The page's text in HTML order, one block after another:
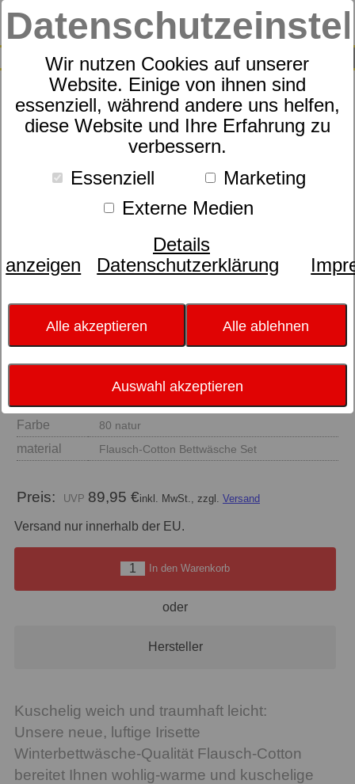
Wir nutzen Cookies auf unserer
Website. Einige von ihnen sind
essenziell, während andere uns helfen,
diese Website und Ihre Erfahrung zu
verbessern.
Essenziell
Marketing
Externe Medien
Details
anzeigen
Datenschutzerklärung
Alle akzeptieren Alle ablehnen
Auswahl akzeptieren
SUCHE
0
Irisette Flausch-Cotton
Bettwäsche Set Zobel 8630
Farbe
80 natur
material Flausch-Cotton Bettwäsche Set
Preis: 89,95 €inkl. MwSt., zzgl. Versand
Versand nur innerhalb der EU.
In den Warenkorb
oder
Hersteller
Kuschelig weich und traumhaft leicht:
Unsere neue, luftige Irisette
Winterbettwäsche-Qualität Flausch-Cotton
bereitet Ihnen wohlig-warme und kuschelige